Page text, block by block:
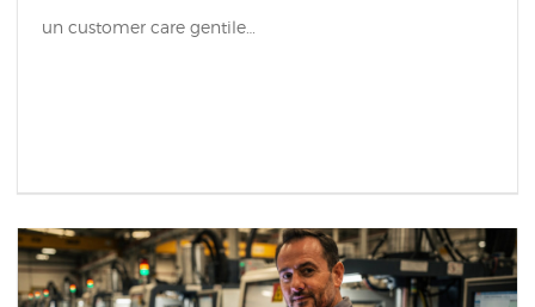
un customer care gentile…